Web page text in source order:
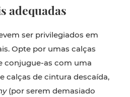
adequadas
ser privilegiados em
Opte por umas calças
conjugue-as com uma
calças de cintura descaída,
(por serem demasiado